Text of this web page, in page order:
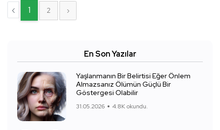
‹ 1 2 ›
En Son Yazılar
Yaşlanmanın Bir Belirtisi Eğer Önlem
Almazsanız Ölümün Güçlü Bir
Göstergesi Olabilir
31.05.2026 4.8K okundu.